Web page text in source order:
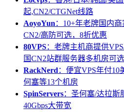
起,CN2/CTGNet线路
AoyoYun ：10+年老牌国内
CN2/高防可选，8折优惠
80VPS：老牌主机商提供
国CN2站群服务器多机房可选
RackNerd ：便宜VPS年付
何塞等13个机房
SpinServers：圣何塞/达拉斯
40Gbps大带宽